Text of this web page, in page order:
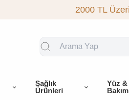
2000 TL
Sağlık
Ürünleri
Yüz
Bakım